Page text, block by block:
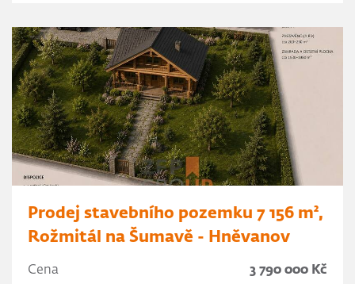
Prodej stavebního pozemku 7 156 m²,
Rožmitál na Šumavě - Hněvanov
Cena 3 790 000 Kč